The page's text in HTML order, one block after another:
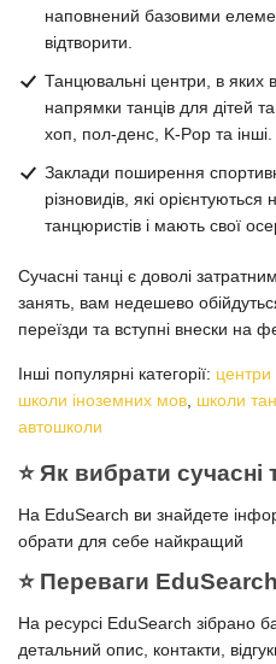
наповнений базовими
відтворити.
Танцювальні центри, в яких
напрямки танців для дітей та
хоп, пол-денс, K-Pop та інші.
Заклади поширення
різновидів, які орієнтуються
танцюристів і мають свої
Сучасні танці є доволі
занять, вам недешево
переїзди та вступні внески на
Інші популярні категорії: центри
школи іноземних мов школи
автошколи
⭐️ Як вибрати сучасні
На EduSearch ви знайдете
обрати для себе найкращий
⭐️ Переваги EduSearch
На ресурсі EduSearch зібрано
детальний опис, контакти,